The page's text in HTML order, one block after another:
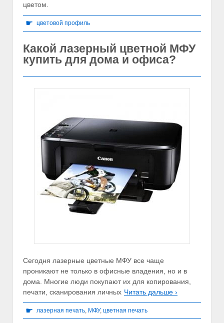
цветом.
☛ цветовой профиль
Какой лазерный цветной МФУ
купить для дома и офиса?
Сегодня лазерные цветные МФУ все чаще
проникают не только в офисные владения, но и в
дома. Многие люди покупают их для копирования,
печати, сканирования личных Читать дальше ›
☛ лазерная печать МФУ, цветная печать